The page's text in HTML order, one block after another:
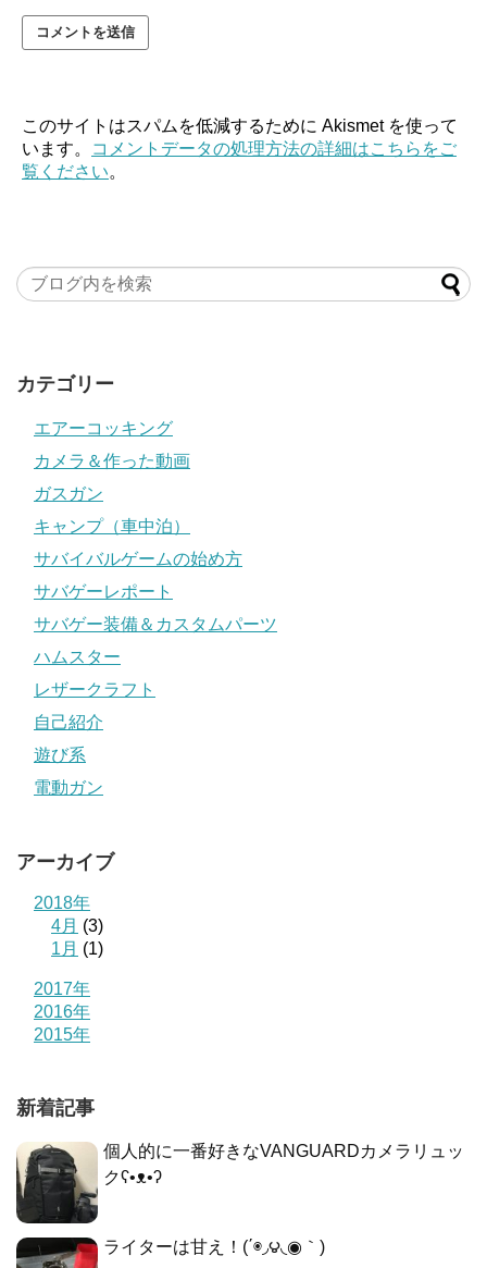
このサイトはスパムを低減するために Akismet を使って
います。
コメントデータの処理方法の詳細はこちらをご
覧ください。
カテゴリー
エアーコッキング
カメラ＆作った動画
ガスガン
キャンプ（車中泊）
サバイバルゲームの始め方
サバゲーレポート
サバゲー装備＆カスタムパーツ
ハムスター
レザークラフト
自己紹介
遊び系
電動ガン
アーカイブ
2018年
4月 (3)
1月 (1)
2017年
2016年
2015年
新着記事
個人的に一番好きなVANGUARDカメラリュッ
クʕ•ᴥ•ʔ
ライターは甘え！(΄◉◞౪◟◉｀)